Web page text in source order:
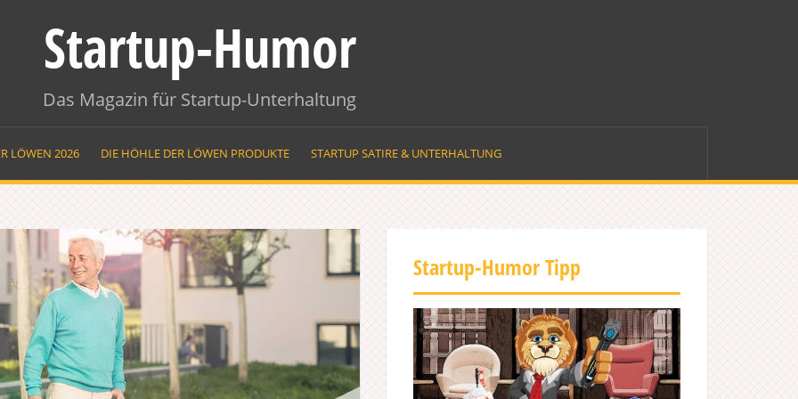
Startup-Humor
Das Magazin für Startup-Unterhaltung
LÖWEN 2026 DIE HÖHLE DER LÖWEN PRODUKTE STARTUP SATIRE & UNTERHALTUNG
Startup-Humor Tipp